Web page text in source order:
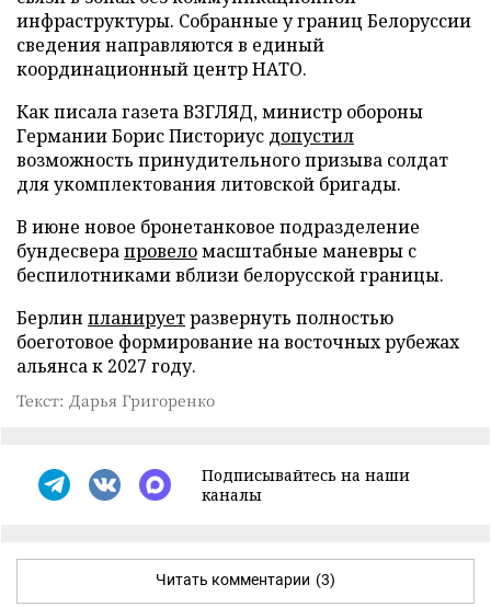
инфраструктуры. Собранные у границ Белоруссии
сведения направляются в единый
координационный центр НАТО.
Как писала газета ВЗГЛЯД, министр обороны
Германии Борис Писториус допустил
возможность принудительного призыва солдат
для укомплектования литовской бригады.
В июне новое бронетанковое подразделение
бундесверапровеломасштабные маневры с
беспилотниками вблизи белорусской границы.
Берлин планируетразвернуть полностью
боеготовое формирование на восточных рубежах
альянса к 2027 году.
Текст: Дарья Григоренко
Подписывайтесь на наши
каналы
Читать комментарии (3)